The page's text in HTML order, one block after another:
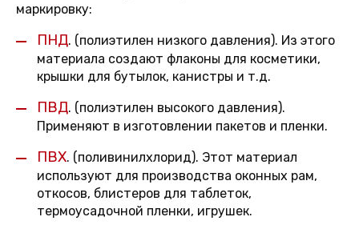
маркировку:
ПНД. (полиэтилен низкого давления). Из этого
материала создают флаконы для косметики,
крышки для бутылок, канистры и т.д.
ПВД. (полиэтилен высокого давления).
Применяют в изготовлении пакетов и пленки.
ПВХ. (поливинилхлорид). Этот материал
используют для производства оконных рам,
откосов, блистеров для таблеток,
термоусадочной пленки, игрушек.